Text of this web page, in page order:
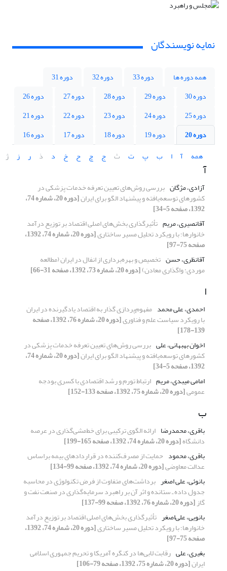
نمایه نویسندگان
همه دوره ها دوره 33 دوره 32
دوره 31
دوره 30
دوره 29 دوره 28 دوره 27
دوره 26
دوره 25
دوره 24 دوره 23 دوره 22
دوره 21
دوره 20
دوره 19 دوره 18 دوره 17
دوره 16
همه
آ ا ب پ ت ث ج چ ح خ د ذ ر ز ژ
آ
آزادی، مژگان بررسی روش‌های تعیین تعرفه خدمات پزشکی در
کشورهای توسعه‌یافته و پیشنهاد الگو برای ایران [دوره 20، شماره 74،
1392، صفحه 5-34]
آقانصیری، مریم تأثیرگذاری بخش‌های اصلی اقتصاد بر توزیع درآمد
خانوارها؛ با رویکرد تحلیل مسیر ساختاری [دوره 20، شماره 74، 1392،
صفحه 75-97]
آقانظری، حسن تخصیص و بهره‌برداری از انفال در ایران (مطالعه
موردی: واگذاری معادن)[دوره 20، شماره 73، 1392، صفحه 31-66]
ا
احمدی، علی محمد مفهوم‌پردازی گذار به اقتصاد یادگیرنده در ایران
با رویکرد سیاست علم و فناوری [دوره 20، شماره 76، 1392، صفحه
139-178]
اخوان بهبهانی، علی بررسی روش‌های تعیین تعرفه خدمات پزشکی در
کشورهای توسعه‌یافته و پیشنهاد الگو برای ایران [دوره 20، شماره 74،
1392، صفحه 5-34]
امامی میبدی، مریم ارتباط تورم و رشد اقتصادی با کسری بودجه
عمومی[دوره 20، شماره 75، 1392، صفحه 133-152]
ب
باقری، محمدرضا ارائه الگوی ترکیبی برای خط‌مشی‌گذاری در عرصه
دانشگاه[دوره 20، شماره 74، 1392، صفحه 165-199]
باقری، محمود حمایت از مصرف‌کننده در قراردادهای بیمه براساس
عدالت معاوضی[دوره 20، شماره 74، 1392، صفحه 99-134]
بانوئی، علی اصغر برداشت‌های متفاوت از فرض تکنولوژی در محاسبه
جدول داده ـ ستانده و اثر آن بر راهبرد سرمایه‌گذاری در صنعت نفت و
گاز[دوره 20، شماره 76، 1392، صفحه 99-137]
بانویی، علی‌اصغر تأثیرگذاری بخش‌های اصلی اقتصاد بر توزیع درآمد
خانوارها؛ با رویکرد تحلیل مسیر ساختاری [دوره 20، شماره 74، 1392،
صفحه 75-97]
بغیری، علی رقابت لابی‌ها در کنگره آمریکا و تحریم جمهوری اسلامی
ایران[دوره 20، شماره 75، 1392، صفحه 79-106]